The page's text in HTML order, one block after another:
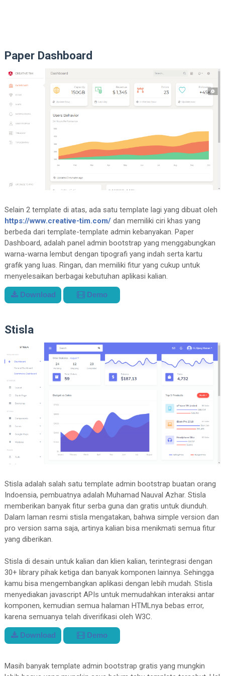
Paper Dashboard
Selain 2 template di atas, ada satu template lagi yang dibuat oleh
https://www.creative-tim.com/dan memiliki ciri khas yang
berbeda dari template-template admin kebanyakan. Paper
Dashboard, adalah panel admin bootstrap yang menggabungkan
warna-warna lembut dengan tipografi yang indah serta kartu
grafik yang luas. Ringan, dan memiliki fitur yang cukup untuk
menyelesaikan berbagai kebutuhan aplikasi kalian.
Download Demo
Stisla
Stisla adalah salah satu template admin bootstrap buatan orang
Indoensia, pembuatnya adalah Muhamad Nauval Azhar. Stisla
memberikan banyak fitur serba guna dan gratis untuk diunduh.
Dalam laman resmi stisla mengatakan, bahwa simple version dan
pro version sama saja, artinya kalian bisa menikmati semua fitur
yang diberikan.
Stisla di desain untuk kalian dan klien kalian, terintegrasi dengan
30+ library pihak ketiga dan banyak komponen lainnya. Sehingga
kamu bisa mengembangkan aplikasi dengan lebih mudah. Stisla
menyediakan javascript APIs untuk memudahkan interaksi antar
komponen, kemudian semua halaman HTMLnya bebas error,
karena semuanya telah diverifikasi oleh W3C.
Download Demo
Masih banyak template admin bootstrap gratis yang mungkin